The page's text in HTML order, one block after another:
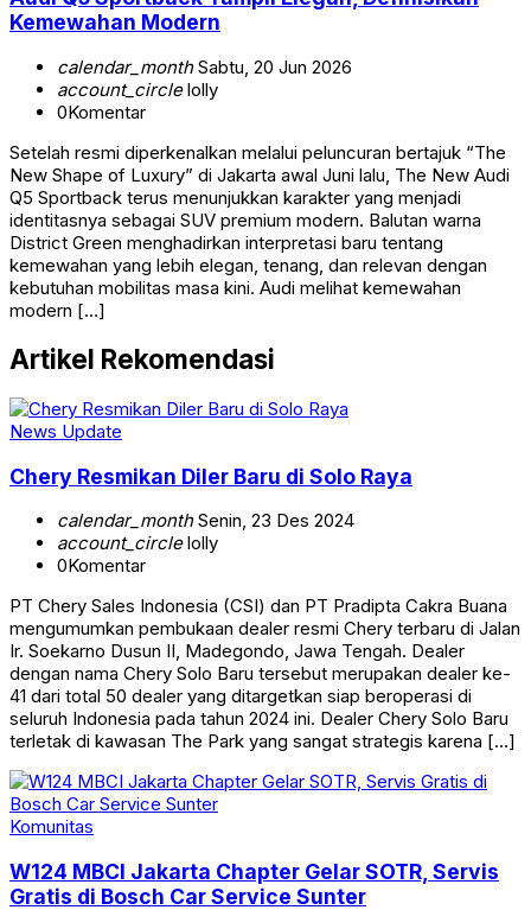
Kemewahan Modern
calendar_monthSabtu, 20 Jun 2026
account_circlelolly
0Komentar
Setelah resmi diperkenalkan melalui peluncuran bertajuk “The
New Shape of Luxury” di Jakarta awal Juni lalu, The New Audi
Q5 Sportback terus menunjukkan karakter yang menjadi
identitasnya sebagai SUV premium modern. Balutan warna
District Green menghadirkan interpretasi baru tentang
kemewahan yang lebih elegan, tenang, dan relevan dengan
kebutuhan mobilitas masa kini. Audi melihat kemewahan
modern […]
Artikel Rekomendasi
News Update
Chery Resmikan Diler Baru di Solo Raya
calendar_monthSenin, 23 Des 2024
account_circlelolly
0Komentar
PT Chery Sales Indonesia (CSI) dan PT Pradipta Cakra Buana
mengumumkan pembukaan dealer resmi Chery terbaru di Jalan
Ir. Soekarno Dusun II, Madegondo, Jawa Tengah. Dealer
dengan nama Chery Solo Baru tersebut merupakan dealer ke-
41 dari total 50 dealer yang ditargetkan siap beroperasi di
seluruh Indonesia pada tahun 2024 ini. Dealer Chery Solo Baru
terletak di kawasan The Park yang sangat strategis karena […]
Komunitas
W124 MBCI Jakarta Chapter Gelar SOTR, Servis
Gratis di Bosch Car Service Sunter